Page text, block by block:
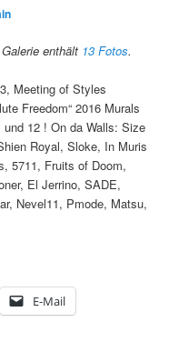
enthält 13 Fotos.
Meeting of Styles
Freedom“ 2016 Murals
und 12 ! On da Walls: Size
Royal, Sloke, In Muris
5711, Fruits of Doom,
El Jerrino, SADE,
Nevel11, Pmode, Matsu,
E-Mail